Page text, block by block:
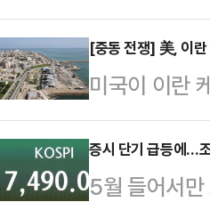
역베팅에 나
잡을 수 없이
동안 개인 투
‘KODEX
름을 올렸고,
처음으로
[중동 전쟁] 美, 이
미국이 이란
가 7일(현지
재개나 휴전
르무즈 해협
증시 단기 급등에…
5월 들어서